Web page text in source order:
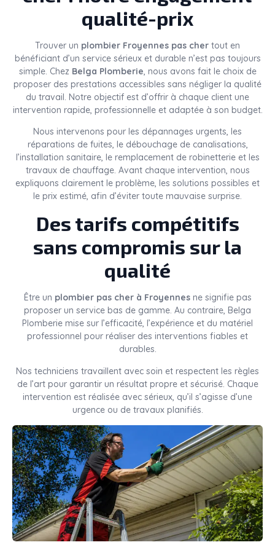
qualité-prix
Trouver un plombier Froyennes pas cher tout en
bénéficiant d’un service sérieux et durable n’est pas toujours
simple. Chez Belga Plomberie , nous avons fait le choix de
proposer des prestations accessibles sans négliger la qualité
du travail. Notre objectif est d’offrir à chaque client une
intervention rapide, professionnelle et adaptée à son budget.
Nous intervenons pour les dépannages urgents, les
réparations de fuites, le débouchage de canalisations,
l’installation sanitaire, le remplacement de robinetterie et les
travaux de chauffage. Avant chaque intervention, nous
expliquons clairement le problème, les solutions possibles et
le prix estimé, afin d’éviter toute mauvaise surprise.
Des tarifs compétitifs
sans compromis sur la
qualité
Être un plombier pas cher à Froyennesne signifie pas
proposer un service bas de gamme. Au contraire, Belga
Plomberie mise sur l’efficacité, l’expérience et du matériel
professionnel pour réaliser des interventions fiables et
durables.
Nos techniciens travaillent avec soin et respectent les règles
de l’art pour garantir un résultat propre et sécurisé. Chaque
intervention est réalisée avec sérieux, qu’il s’agisse d’une
urgence ou de travaux planifiés.